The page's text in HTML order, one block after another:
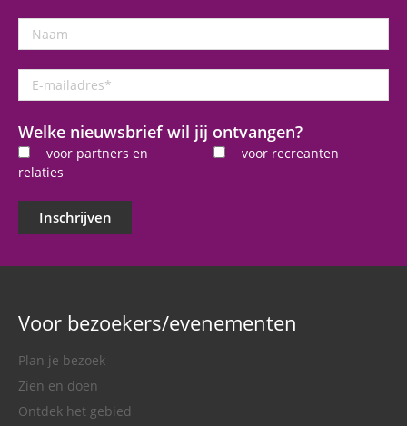
Naam
mailadres
Welke nieuwsbrief wil jij ontvangen?
voor partners en
relaties
voor recreanten
Inschrijven
Voor bezoekers/evenementen
Plan je bezoek
Zien en doen
Ontdek het gebied